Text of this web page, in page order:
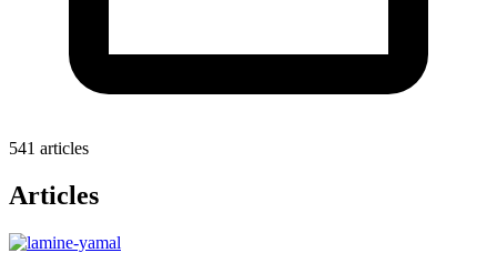
541 articles
Articles